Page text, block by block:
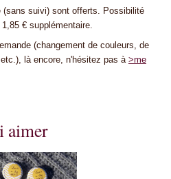
(sans suivi) sont offerts. Possibilité
€ supplémentaire.
(changement de couleurs, de
là encore, n'hésitez pas à >me
aimer